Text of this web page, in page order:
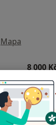
Mapa
8 000
Bialková